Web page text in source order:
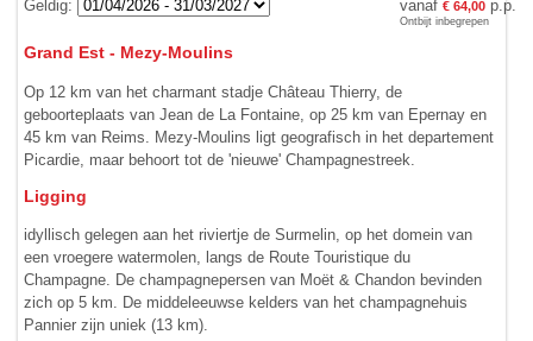
Geldig: vanaf € 64,00p.p.
Ontbijt inbegrepen
Grand Est - Mezy-Moulins
Op 12 km van het charmant stadje Château Thierry, de
geboorteplaats van Jean de La Fontaine, op 25 km van Epernay en
45 km van Reims. Mezy-Moulins ligt geografisch in het departement
Picardie, maar behoort tot de 'nieuwe' Champagnestreek.
Ligging
idyllisch gelegen aan het riviertje de Surmelin, op het domein van
een vroegere watermolen, langs de Route Touristique du
Champagne. De champagne­persen van Moët & Chandon bevinden
zich op 5 km. De middeleeuwse kelders van het champagnehuis
Pannier zijn uniek (13 km).